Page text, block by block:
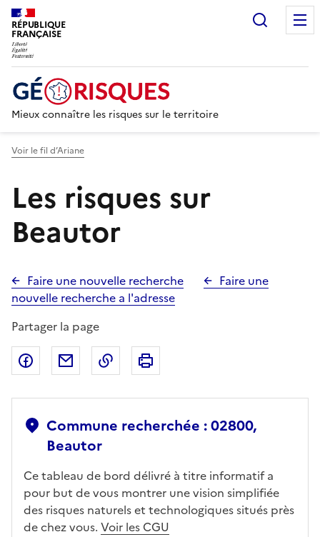
RÉPUBLIQUE
FRANÇAISE
Mieux connaître les risques sur le territoire
Voir le fil d’Ariane
Les risques sur
Beautor
Faire une nouvelle recherche
Faire une
nouvelle recherche a l'adresse
Partager la page
Partager sur Facebook
Partager par emailCopier dans le presse-papier
Commune recherchée : 02800,
Beautor
Ce tableau de bord délivré à titre informatif a
pour but de vous montrer une vision simplifiée
des risques naturels et technologiques situés près
de chez vous. Voir les CGU